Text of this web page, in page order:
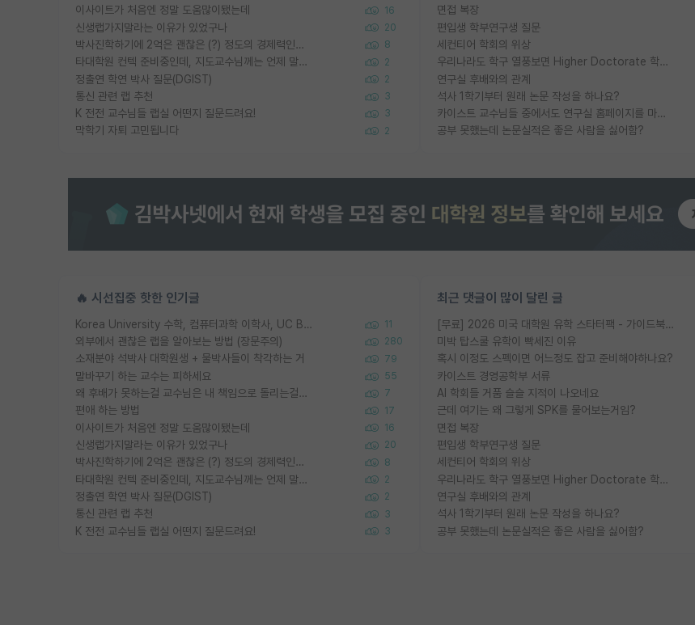
이사이트가 처음엔 정말 도움많이됐는데 16
신생랩가지말라는 이유가 있었구나 20
박사진학하기에 2억은 괜찮은 (?) 정도의 경제력인가요 8
타대학원 컨텍 준비중인데, 지도교수님께는 언제 말씀드려야 할까요? 2
정출연 학연 박사 질문(DGIST) 2
통신 관련 랩 추천 3
K 전전 교수님들 랩실 어떤지 질문드려요! 3
막학기 자퇴 고민됩니다 2
면접 복장
편입생 학부연구생 질문
세컨티어 학회의 위상
우리나라도 학구 열풍보면 Higher Doctorate 학위가 필요하다고 봅니다.
연구실 후배와의 관계
석사 1학기부터 원래 논문 작성을 하나요?
카이스트 교수님들 중에서도 연구실 홈페이지를 마련 안 하신 분들이 계시던데
공부 못했는데 논문실적은 좋은 사람을 싫어함?
🔥 시선집중 핫한 인기글
Korea University 수학, 컴퓨터과학 이학사, UC Berkeley 산업공학 대학원 공학박사가 되는 것은 쉽지 않겠죠? 11
외부에서 괜찮은 랩을 알아보는 방법 (장문주의) 280
소재분야 석박사 대학원생 + 물박사들이 착각하는 거 79
말바꾸기 하는 교수는 피하세요 55
왜 후배가 못하는걸 교수님은 내 책임으로 돌리는걸까요? 7
편애 하는 방법 17
이사이트가 처음엔 정말 도움많이됐는데 16
신생랩가지말라는 이유가 있었구나 20
박사진학하기에 2억은 괜찮은 (?) 정도의 경제력인가요 8
타대학원 컨텍 준비중인데, 지도교수님께는 언제 말씀드려야 할까요? 2
정출연 학연 박사 질문(DGIST) 2
통신 관련 랩 추천 3
K 전전 교수님들 랩실 어떤지 질문드려요! 3
최근 댓글이 많이 달린 글
[무료] 2026 미국 대학원 유학 스타터팩 - 가이드북 & 합격자 컨택메일 템플릿
미박 탑스쿨 유학이 빡세진 이유
혹시 이정도 스펙이면 어느정도 잡고 준비해야하나요?
카이스트 경영공학부 서류
AI 학회들 거품 슬슬 지적이 나오네요
근데 여기는 왜 그렇게 SPK를 물어보는거임?
면접 복장
편입생 학부연구생 질문
세컨티어 학회의 위상
우리나라도 학구 열풍보면 Higher Doctorate 학위가 필요하다고 봅니다.
연구실 후배와의 관계
석사 1학기부터 원래 논문 작성을 하나요?
공부 못했는데 논문실적은 좋은 사람을 싫어함?